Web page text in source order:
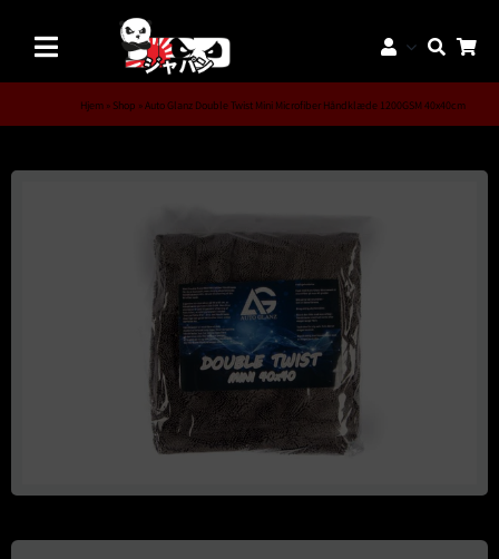
contentToggle
Navigation
Hjem » Shop »Auto Glanz Double Twist Mini Microfiber Håndklæde 1200GSM 40x40cm